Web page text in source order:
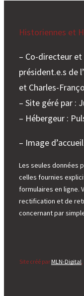
Historiennes et
– Co-directeur
président.e.s de
et Charles-
– Site géré par :
– Hébergeur :
– Image
Les seules données
celles fournies
formulaires en ligne.
rectification et de
concernant par
Site créé par MLN-Digital